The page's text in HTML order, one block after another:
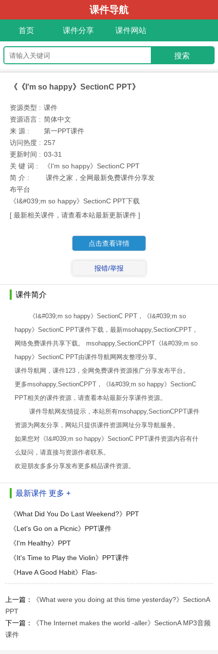
课件导航
首页 课件分享 课件网站
《《I'm so happy》SectionC PPT》
资源类型 : 课件
资源语言 : 简体中文
来 源 :
第一PPT课件
访问热度 : 257
更新时间 : 03-31
关 键 词 :
《I'm so happy》SectionC PPT
简 介 :
课件之家，全网最新免费课件分享发
布平台
《I&#039;m so happy》SectionC PPT下载
[ 最新相关课件，请查看本站最新更新课件 ]
点击查看详情
报错/举报
课件简介
《I&#039;m so happy》SectionC PPT，《I&#039;m so
happy》SectionC PPT课件下载，最新msohappy,SectionCPPT，
网络免费课件共享下载。 msohappy,SectionCPPT《I&#039;m so
happy》SectionC PPT由课件导航网网友整理分享。
课件导航网，课件123，全网免费课件资源推广分享发布平台。
更多msohappy,SectionCPPT，《I&#039;m so happy》SectionC
PPT相关的课件资源，请查看本站最新分享课件资源。
课件导航网友情提示，本站所有msohappy,SectionCPPT课件
资源为网友分享，网站只提供课件资源网址分享导航服务。
如果您对《I&#039;m so happy》SectionC PPT课件资源内容有什
么疑问，请直接与资源作者联系。
欢迎朋友多多分享发布更多精品课件资源。
最新课件 更多 +
《What Did You Do Last Weekend?》PPT
《Let's Go on a Picnic》PPT课件
《I'm Healthy》PPT
《It's Time to Play the Violin》PPT课件
《Have A Good Habit》Flas-
上一篇：
《What were you doing at this time yesterday?》SectionA
PPT
下一篇：
《The Internet makes the world -aller》SectionA MP3音频
课件